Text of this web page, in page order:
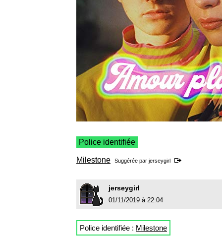
Police identifiée
Milestone Suggérée par jerseygirl
jerseygirl
01/11/2019 à 22:04
Police identifiée : Milestone